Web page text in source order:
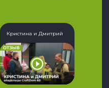
Кристина и Дмитрий